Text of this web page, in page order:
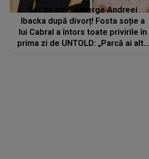
Cât de bine îi merge Andreei
Ibacka după divorț! Fosta soție a
lui Cabral a întors toate privirile în
prima zi de UNTOLD: „Parcă ai altă